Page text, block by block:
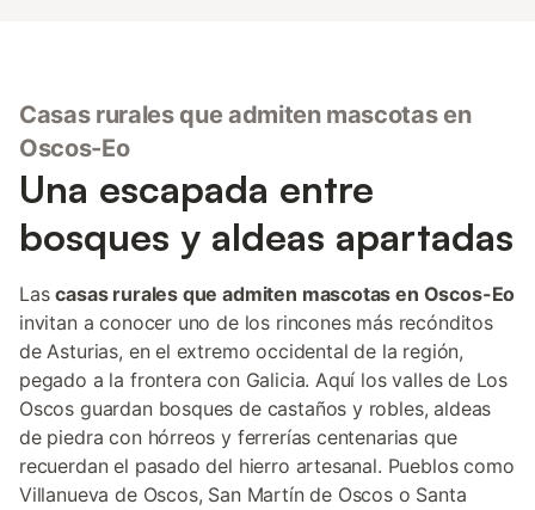
Casas rurales que admiten mascotas en
Oscos-Eo
Una escapada entre
bosques y aldeas apartadas
Lascasas rurales que admiten mascotas en Oscos-Eo
invitan a conocer uno de los rincones más recónditos
de Asturias, en el extremo occidental de la región,
pegado a la frontera con Galicia. Aquí los valles de Los
Oscos guardan bosques de castaños y robles, aldeas
de piedra con hórreos y ferrerías centenarias que
recuerdan el pasado del hierro artesanal. Pueblos como
Villanueva de Oscos, San Martín de Oscos o Santa